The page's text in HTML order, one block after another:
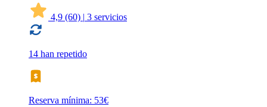
4,9 (60) | 3 servicios
14 han repetido
Reserva mínima: 53€